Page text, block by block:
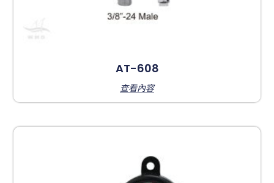
AT-608
查看內容